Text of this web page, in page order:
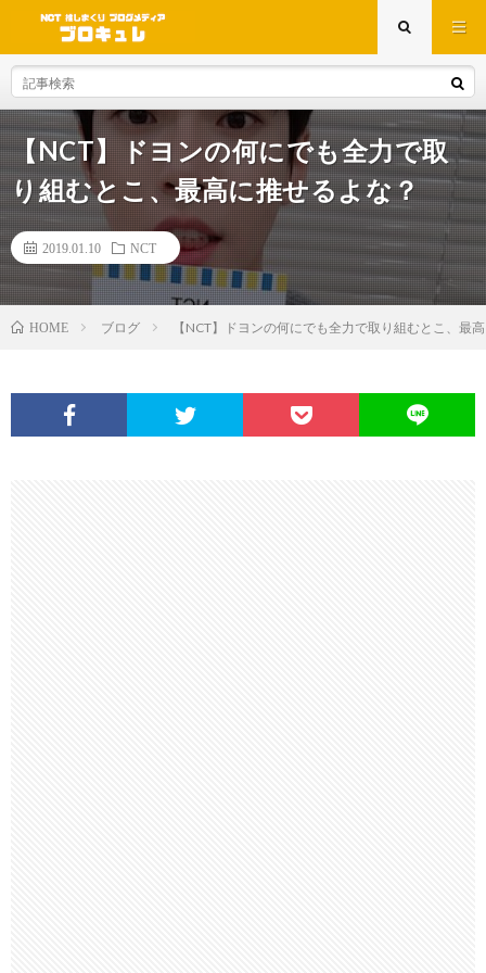
【NCT】ドヨンの何にでも全力で取
り組むとこ、最高に推せるよな？
2019.01.10 NCT
HOME ブログ 【NCT】ドヨンの何にでも全力で取り組むとこ、最